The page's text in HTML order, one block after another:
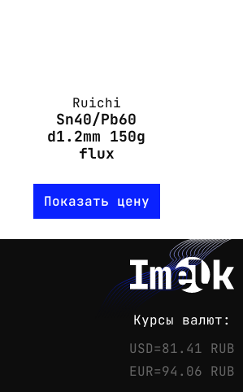
Ruichi
Sn40/Pb60
d1.2mm 150g
flux
Показать цену
Курсы валют:
USD=81.41 RUB
EUR=94.06 RUB